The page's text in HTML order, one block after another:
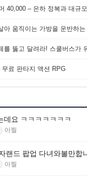
무료 판타지 액션 RPG
데요 ㅋㅋㅋㅋㅋㅋㅋ
아찔
랜드 팝업 다녀와볼만합
아찔